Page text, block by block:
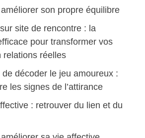
son propre équilibre
site de rencontre : la
pour transformer vos
relations réelles
de décoder le jeu amoureux :
les signes de l’attirance
: retrouver du lien et du